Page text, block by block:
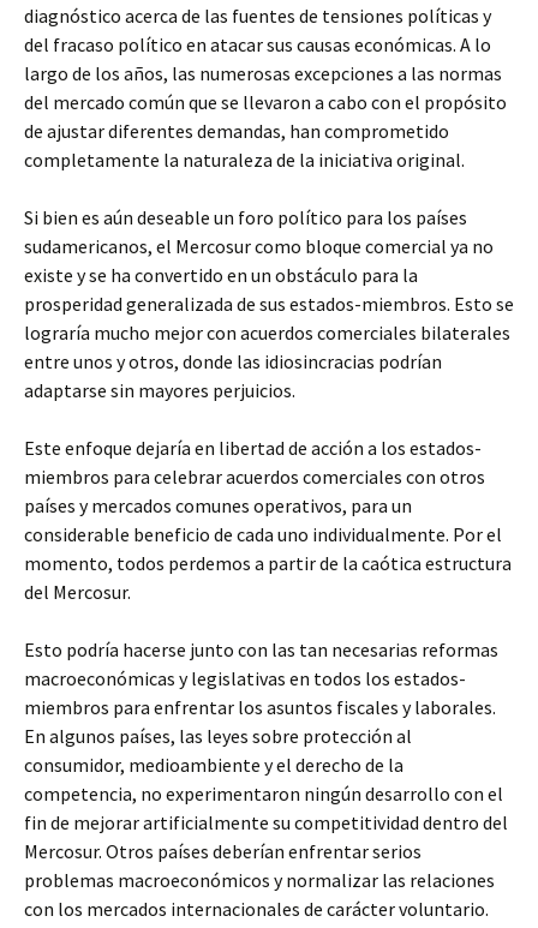
diagnóstico acerca de las fuentes de tensiones políticas y
del fracaso político en atacar sus causas económicas. A lo
largo de los años, las numerosas excepciones a las normas
del mercado común que se llevaron a cabo con el propósito
de ajustar diferentes demandas, han comprometido
completamente la naturaleza de la iniciativa original.
Si bien es aún deseable un foro político para los países
sudamericanos, el Mercosur como bloque comercial ya no
existe y se ha convertido en un obstáculo para la
prosperidad generalizada de sus estados-miembros. Esto se
lograría mucho mejor con acuerdos comerciales bilaterales
entre unos y otros, donde las idiosincracias podrían
adaptarse sin mayores perjuicios.
Este enfoque dejaría en libertad de acción a los estados-
miembros para celebrar acuerdos comerciales con otros
países y mercados comunes operativos, para un
considerable beneficio de cada uno individualmente. Por el
momento, todos perdemos a partir de la caótica estructura
del Mercosur.
Esto podría hacerse junto con las tan necesarias reformas
macroeconómicas y legislativas en todos los estados-
miembros para enfrentar los asuntos fiscales y laborales.
En algunos países, las leyes sobre protección al
consumidor, medioambiente y el derecho de la
competencia, no experimentaron ningún desarrollo con el
fin de mejorar artificialmente su competitividad dentro del
Mercosur. Otros países deberían enfrentar serios
problemas macroeconómicos y normalizar las relaciones
con los mercados internacionales de carácter voluntario.